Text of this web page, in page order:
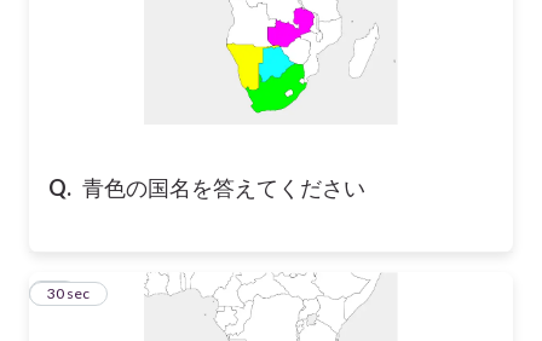
Q. 青色の国名を答えてください
19
30 sec